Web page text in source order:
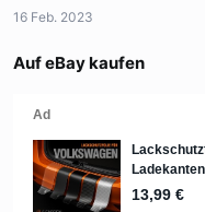
16 Feb. 2023
Auf eBay kaufen